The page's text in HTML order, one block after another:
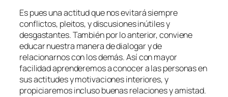
Es pues una actitud que nos evitará siempre
conflictos, pleitos, y discusiones inútiles y
desgastantes. También por lo anterior, conviene
educar nuestra manera de dialogar y de
relacionarnos con los demás. Así con mayor
facilidad aprenderemos a conocer a las personas en
sus actitudes y motivaciones interiores, y
propiciaremos incluso buenas relaciones y amistad.